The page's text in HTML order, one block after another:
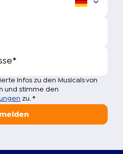
*
Infos zu den Musicals von
und stimme den
zu. *